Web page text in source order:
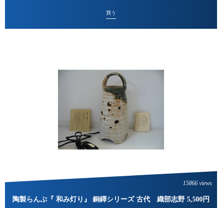
買う
陶製らんぷ『 和み灯り』 銅鐸シリーズ 古代 織部志野 5,500円
15866 views